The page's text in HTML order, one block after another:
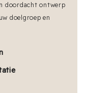
doordacht ontwerp
doelgroep en